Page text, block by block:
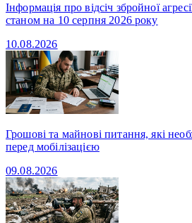
Інформація про відсіч збройної
станом на 10 серпня 2026 року
10.08.2026
Грошові та майнові питання, які
перед мобілізацією
09.08.2026